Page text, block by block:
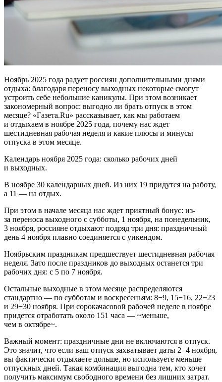
Ноябрь 2025 года радует россиян дополнительными днями
отдыха: благодаря переносу выходных некоторые смогут
устроить себе небольшие каникулы. При этом возникает
закономерный вопрос: выгодно ли брать отпуск в этом
месяце? «Газета.Ru» рассказывает, как мы работаем
и отдыхаем в ноябре 2025 года, почему нас ждет
шестидневная рабочая неделя и какие плюсы и минусы
отпуска в этом месяце.
Календарь ноября 2025 года: сколько рабочих дней
и выходных.
В ноябре 30 календарных дней. Из них 19 придутся на работу,
а 11 — на отдых.
При этом в начале месяца нас ждет приятный бонус: из-
за переноса выходного с субботы, 1 ноября, на понедельник,
3 ноября, россияне отдыхают подряд три дня: праздничный
день 4 ноября плавно соединяется с уикендом.
Ноябрьским праздникам предшествует шестидневная рабочая
неделя. Зато после праздников до выходных останется три
рабочих дня: с 5 по 7 ноября.
Остальные выходные в этом месяце распределяются
стандартно — по субботам и воскресеньям: 8−9, 15−16, 22−23
и 29−30 ноября. При сорокачасовой рабочей неделе в ноябре
придется отработать около 151 часа — ~меньше,
чем в октябре~.
Важный момент: праздничные дни не включаются в отпуск.
Это значит, что если ваш отпуск захватывает даты 2−4 ноября,
вы фактически отдыхаете дольше, но используете меньше
отпускных дней. Такая комбинация выгодна тем, кто хочет
получить максимум свободного времени без лишних затрат.